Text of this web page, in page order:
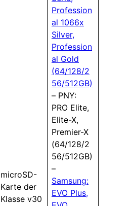
microSD-
Karte der
Klasse v30
Profession
al 1066x
Silver,
Profession
al Gold
(64/128/2
56/512GB)
– PNY:
PRO Elite,
Elite-X,
Premier-X
(64/128/2
56/512GB)
–
Samsung:
EVO Plus,